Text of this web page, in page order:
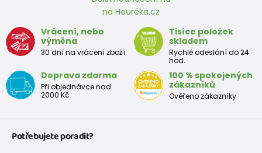
na Heuréka.cz
Vrácení, nebo
výměna
30 dní na vrácení zboží
Tisíce položek
skladem
Rychlé odeslání do 24
hod.
Doprava zdarma
Při objednávce nad
2000 Kč
100 % spokojených
zákazníků
Ověřeno zákazníky
Potřebujete poradit?